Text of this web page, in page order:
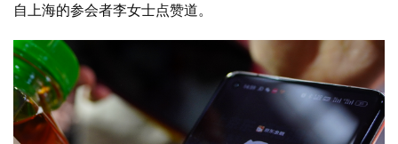
自上海的参会者李女士点赞道。